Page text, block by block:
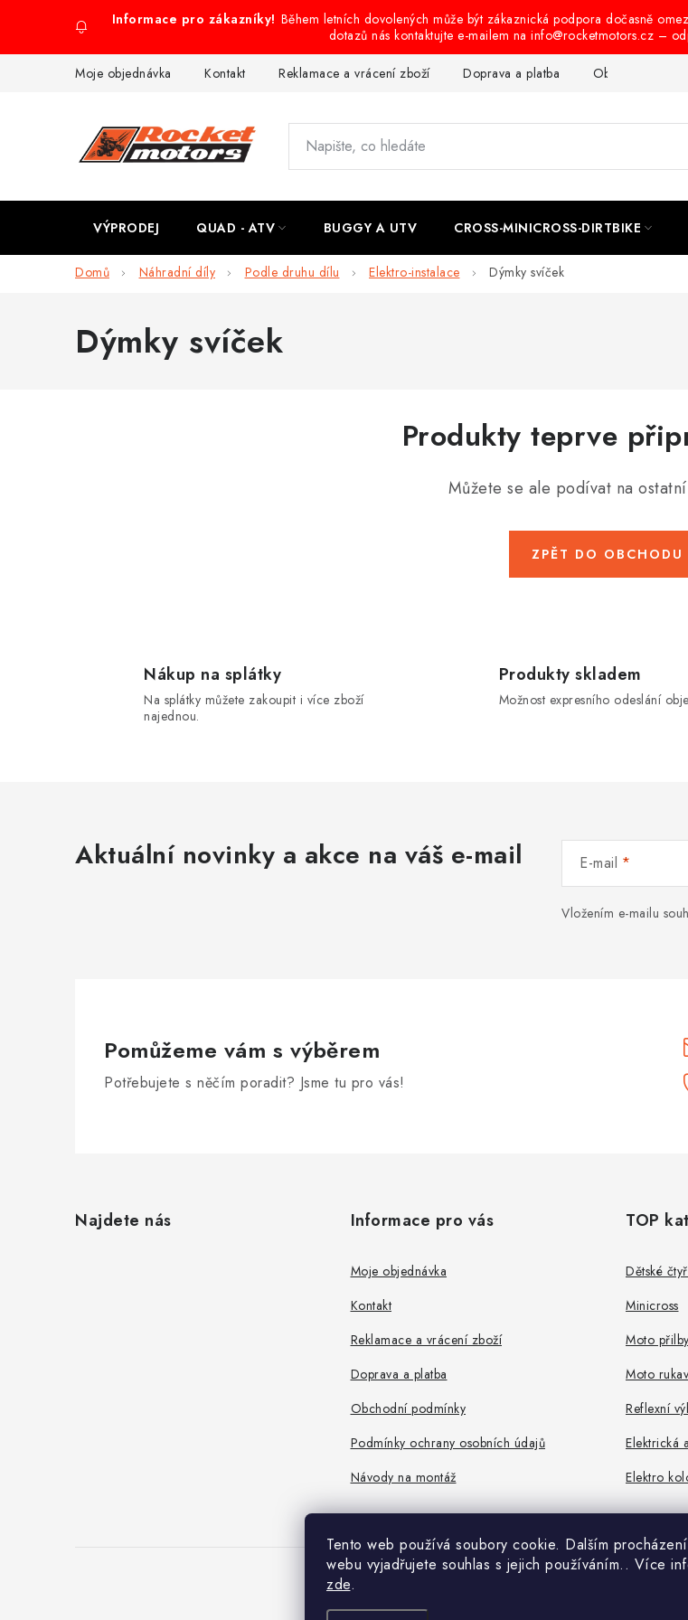
Tento web používá soubory cookie. Dalším
webu vyjadřujete souhlas s jejich používáním.. Více
zde.
obsah
Během letních dovolených může být zákaznická podpora dočasně
dotazů nás kontaktujte e-mailem na info@rocketmotors.cz –
Moje objednávka Kontakt Reklamace a vrácení zboží Doprava a platba Obchodní
VÝPRODEJ QUAD - ATV BUGGY A UTV CROSS-MINICROSS-DIRTBIKE
Domů Náhradní díly Podle druhu dílu Elektro-instalace Dýmky svíček
Dýmky svíček
Produkty teprve
Můžete se ale podívat na
ZPĚT DO OBCHODU
Nákup na splátky
Na splátky můžete zakoupit i více zboží
najednou.
Produkty skladem
Možnost expresního odeslání
Aktuální novinky a akce na váš e-mail E-mail
Vložením e-mailu
Pomůžeme vám s výběrem
Potřebujete s něčím poradit? Jsme tu pro vás!
Najdete nás Informace pro vás
Moje objednávka
Kontakt
Reklamace a vrácení zboží
Doprava a platba
Obchodní podmínky
Podmínky ochrany osobních údajů
Návody na montáž
TOP
Dětské
Minicross
Moto přilby
Moto
Reflexní
Elektrická
Elektro